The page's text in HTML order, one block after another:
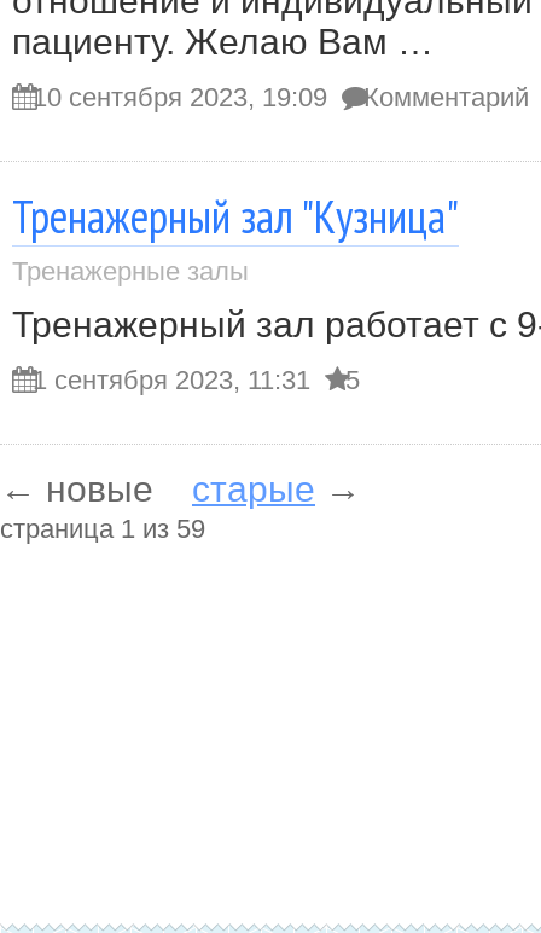
пациенту. Желаю Вам …
10 сентября 2023, 19:09 Комментарий
Тренажерный зал "Кузница"
Тренажерные залы
Тренажерный зал работает с
1 сентября 2023, 11:31 5
← новые старые →
cтраница 1 из 59